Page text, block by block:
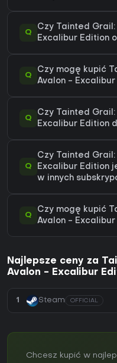
Q
Czy Tainted
Excalibur Edition
Q
Czy mogę kupić
Avalon -
Q
Czy Tainted
Excalibur Edition
Q
Czy Tainted
Excalibur Edition
w innych
Q
Czy mogę kupić
Avalon -
Najlepsze ceny za
Avalon - Excalibur
1 Steam OFFICIAL
Chcesz kupić w